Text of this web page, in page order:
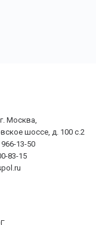
Москва,
шоссе, д. 100 с.2
13-50
83-15